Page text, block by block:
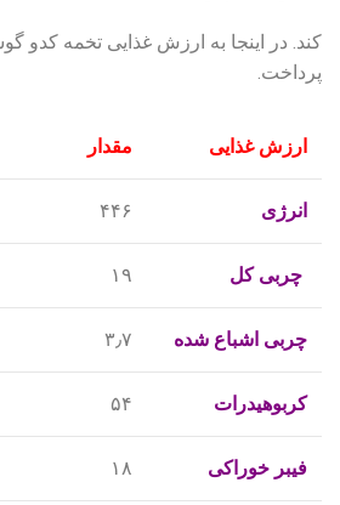
کند. در اینجا به ارزش غذایی تخمه کدو
پرداخت.
ارزش غذایی مقدار
انرژی ۴۴۶
چربی کل ۱۹
چربی اشباع شده ۳٫۷
کربوهیدرات ۵۴
فیبر خوراکی ۱۸